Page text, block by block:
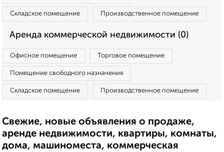
Складское помещение Производственное помещение
Аренда коммерческой недвижимости (0)
Офисное помещение Торговое помещение
Помещение свободного назначения
Складское помещение Производственное помещение
Свежие, новые объявления о продаже,
аренде недвижимости, квартиры, комнаты,
дома, машиноместа, коммерческая